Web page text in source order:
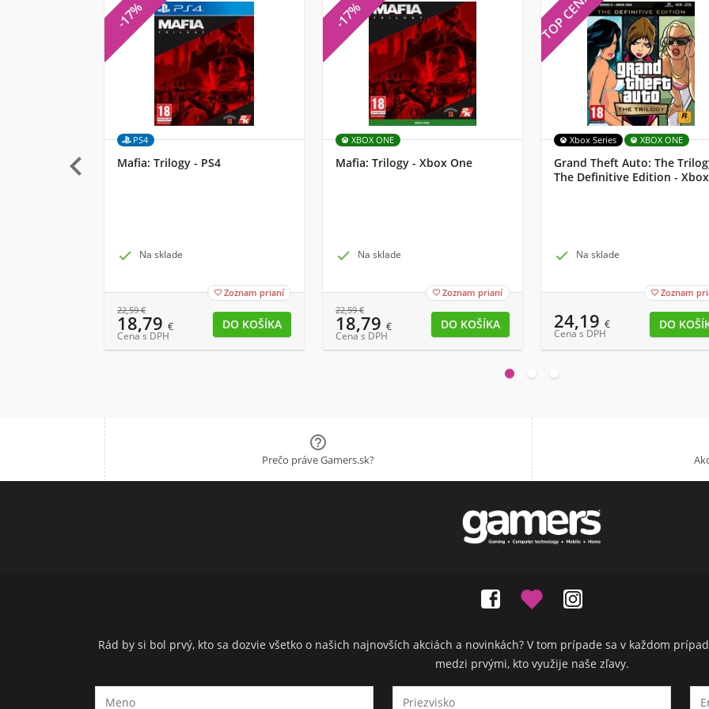
-17%
PS4
Mafia: Trilogy - PS4
 Na sklade
 Zoznam prianí
22,59€
18,79 €
Cena s DPH
-17%
XBOX ONE
Mafia: Trilogy - Xbox One
 Na sklade
 Zoznam prianí
22,59€
18,79 €
Cena s DPH
TOP CENA
Xbox Series XBOX ONE
Grand Theft Auto: The
The Definitive Edition - Xbox
 Na sklade
 Zoznam
24,19 €
Cena s DPH


Prečo práve Gamers.sk?
Rád by si bol prvý, kto sa dozvie všetko o našich najnovších akciách a novinkách? V tom prípade sa v každom
medzi prvými, kto využije naše zľavy.